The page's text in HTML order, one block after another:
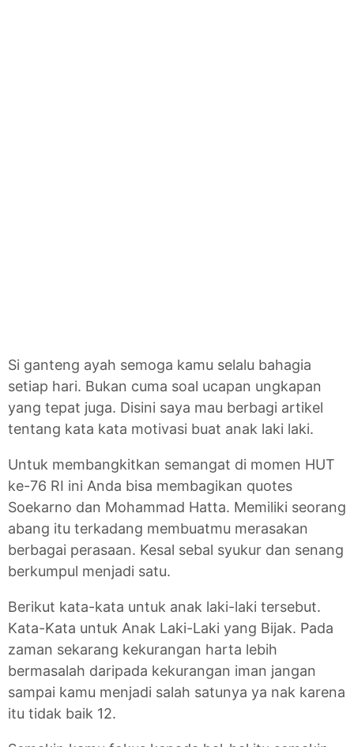
Si ganteng ayah semoga kamu selalu bahagia
setiap hari. Bukan cuma soal ucapan ungkapan
yang tepat juga. Disini saya mau berbagi artikel
tentang kata kata motivasi buat anak laki laki.
Untuk membangkitkan semangat di momen HUT
ke-76 RI ini Anda bisa membagikan quotes
Soekarno dan Mohammad Hatta. Memiliki seorang
abang itu terkadang membuatmu merasakan
berbagai perasaan. Kesal sebal syukur dan senang
berkumpul menjadi satu.
Berikut kata-kata untuk anak laki-laki tersebut.
Kata-Kata untuk Anak Laki-Laki yang Bijak. Pada
zaman sekarang kekurangan harta lebih
bermasalah daripada kekurangan iman jangan
sampai kamu menjadi salah satunya ya nak karena
itu tidak baik 12.